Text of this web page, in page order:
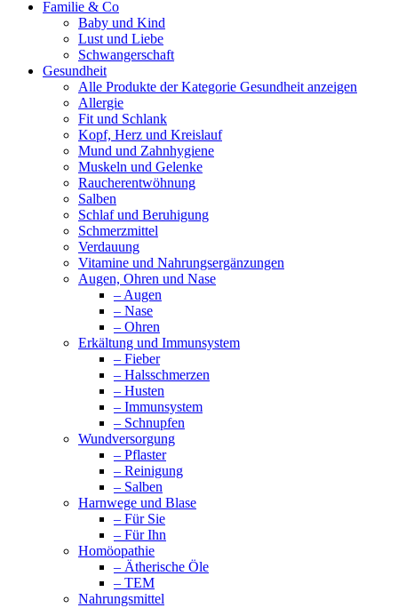
Familie & Co
Baby und Kind
Lust und Liebe
Schwangerschaft
Gesundheit
Alle Produkte der Kategorie Gesundheit anzeigen
Allergie
Fit und Schlank
Kopf, Herz und Kreislauf
Mund und Zahnhygiene
Muskeln und Gelenke
Raucherentwöhnung
Salben
Schlaf und Beruhigung
Schmerzmittel
Verdauung
Vitamine und Nahrungsergänzungen
Augen, Ohren und Nase
– Augen
– Nase
– Ohren
Erkältung und Immunsystem
– Fieber
– Halsschmerzen
– Husten
– Immunsystem
– Schnupfen
Wundversorgung
– Pflaster
– Reinigung
– Salben
Harnwege und Blase
– Für Sie
– Für Ihn
Homöopathie
– Ätherische Öle
– TEM
Nahrungsmittel